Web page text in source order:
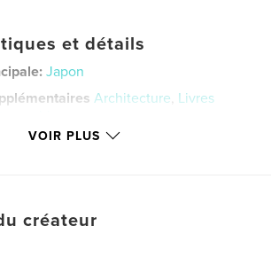
et détails
Japon
Architecture, Livres
Grand format paysage, 33×28 cm
VOIR PLUS
créateur